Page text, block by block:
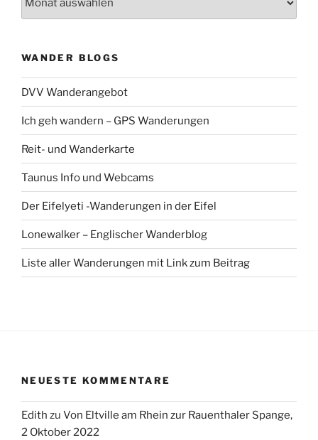
WANDER BLOGS
DVV Wanderangebot
Ich geh wandern – GPS Wanderungen
Reit- und Wanderkarte
Taunus Info und Webcams
Der Eifelyeti -Wanderungen in der Eifel
Lonewalker – Englischer Wanderblog
Liste aller Wanderungen mit Link zum Beitrag
NEUESTE KOMMENTARE
Edith zu Von Eltville am Rhein zur Rauenthaler Spange,
2 Oktober 2022